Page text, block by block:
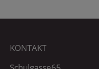
KONTAKT